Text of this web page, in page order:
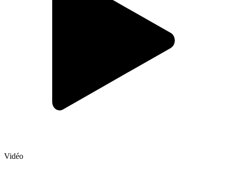
Vidéo